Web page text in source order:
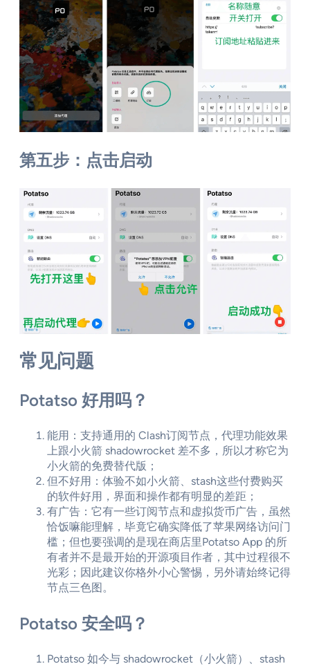
第五步：点击启动
常见问题
Potatso 好用吗？
能用：支持通用的 Clash订阅节点，代理功能效果
上跟小火箭 shadowrocket 差不多，所以才称它为
小火箭的免费替代版；
但不好用：体验不如小火箭、stash这些付费购买
的软件好用，界面和操作都有明显的差距；
有广告：它有一些订阅节点和虚拟货币广告，虽然
恰饭嘛能理解，毕竟它确实降低了苹果网络访问门
槛；但也要强调的是现在商店里Potatso App 的所
有者并不是最开始的开源项目作者，其中过程很不
光彩；因此建议你格外小心警惕，另外请始终记得
节点三色图。
Potatso 安全吗？
Potatso 如今与 shadowrocket（小火箭）、stash